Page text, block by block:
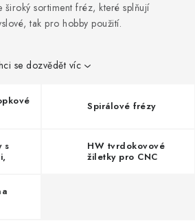
široký sortiment fréz, které splňují
tak pro hobby použití.
se dozvědět víc
Spirálové frézy
s
HW tvrdokovové
žiletky pro CNC